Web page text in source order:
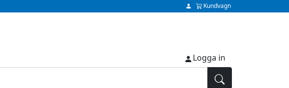
Kundvagn
Logga in